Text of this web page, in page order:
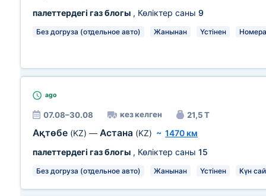
палеттердегі газ блогы , Көліктер саны 9
Без догруза (отдельное авто) Жанынан Үстінен
ago
07.08–30.08 кез келген 21,5 Т
Ақтөбе (KZ) — Астана (KZ) ~ 1470 км
палеттердегі газ блогы , Көліктер саны 15
Без догруза (отдельное авто) Жанынан Үстінен Күн